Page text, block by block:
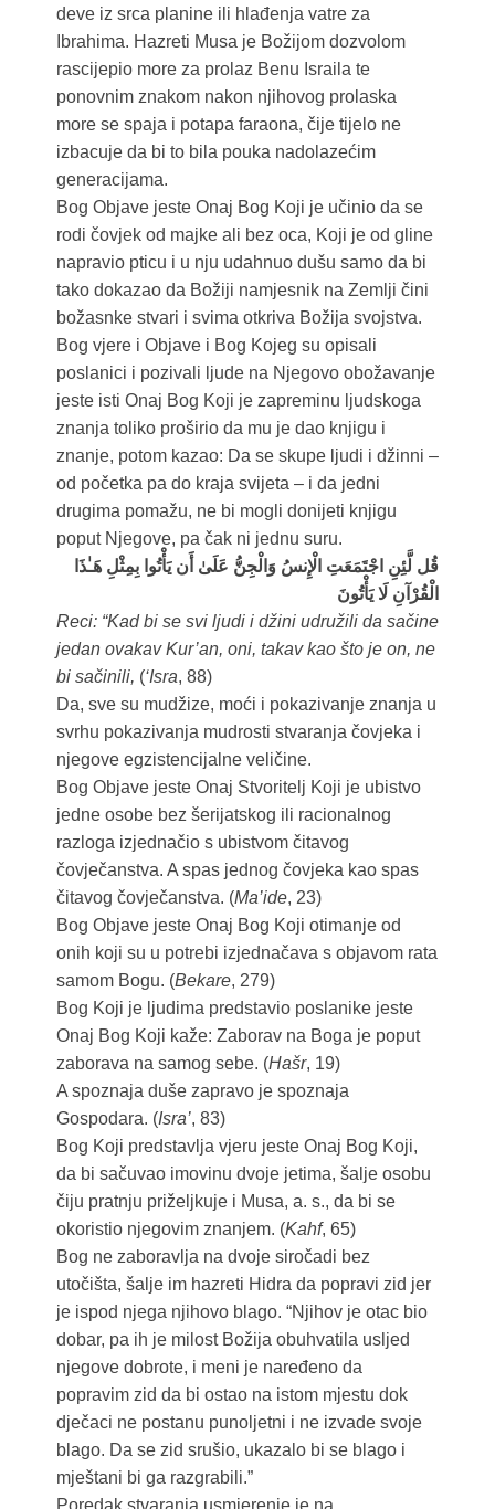
deve iz srca planine ili hlađenja vatre za
Ibrahima. Hazreti Musa je Božijom dozvolom
rascijepio more za prolaz Benu Israila te
ponovnim znakom nakon njihovog prolaska
more se spaja i potapa faraona, čije tijelo ne
izbacuje da bi to bila pouka nadolazećim
generacijama.
Bog Objave jeste Onaj Bog Koji je učinio da se
rodi čovjek od majke ali bez oca, Koji je od gline
napravio pticu i u nju udahnuo dušu samo da bi
tako dokazao da Božiji namjesnik na Zemlji čini
božasnke stvari i svima otkriva Božija svojstva.
Bog vjere i Objave i Bog Kojeg su opisali
poslanici i pozivali ljude na Njegovo obožavanje
jeste isti Onaj Bog Koji je zapreminu ljudskoga
znanja toliko proširio da mu je dao knjigu i
znanje, potom kazao: Da se skupe ljudi i džinni –
od početka pa do kraja svijeta – i da jedni
drugima pomažu, ne bi mogli donijeti knjigu
poput Njegove, pa čak ni jednu suru.
قُل لَّئِنِ اجْتَمَعَتِ الْإِنسُ وَالْجِنُّ عَلَىٰ أَن يَأْتُوا بِمِثْلِ هَـٰذَا
الْقُرْآنِ لَا يَأْتُونَ
Reci: “Kad bi se svi ljudi i džini udružili da sačine
jedan ovakav Kur’an, oni, takav kao što je on, ne
bi sačinili, (‘Isra, 88)
Da, sve su mudžize, moći i pokazivanje znanja u
svrhu pokazivanja mudrosti stvaranja čovjeka i
njegove egzistencijalne veličine.
Bog Objave jeste Onaj Stvoritelj Koji je ubistvo
jedne osobe bez šerijatskog ili racionalnog
razloga izjednačio s ubistvom čitavog
čovječanstva. A spas jednog čovjeka kao spas
čitavog čovječanstva. (Ma’ide, 23)
Bog Objave jeste Onaj Bog Koji otimanje od
onih koji su u potrebi izjednačava s objavom rata
samom Bogu. (Bekare, 279)
Bog Koji je ljudima predstavio poslanike jeste
Onaj Bog Koji kaže: Zaborav na Boga je poput
zaborava na samog sebe. (Hašr, 19)
A spoznaja duše zapravo je spoznaja
Gospodara. (Isra’, 83)
Bog Koji predstavlja vjeru jeste Onaj Bog Koji,
da bi sačuvao imovinu dvoje jetima, šalje osobu
čiju pratnju priželjkuje i Musa, a. s., da bi se
okoristio njegovim znanjem. (Kahf, 65)
Bog ne zaboravlja na dvoje siročadi bez
utočišta, šalje im hazreti Hidra da popravi zid jer
je ispod njega njihovo blago. “Njihov je otac bio
dobar, pa ih je milost Božija obuhvatila usljed
njegove dobrote, i meni je naređeno da
popravim zid da bi ostao na istom mjestu dok
dječaci ne postanu punoljetni i ne izvade svoje
blago. Da se zid srušio, ukazalo bi se blago i
mještani bi ga razgrabili.”